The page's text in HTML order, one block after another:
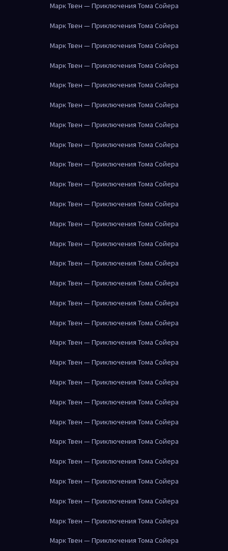
Марк Твен — Приключения Тома Сойера
Марк Твен — Приключения Тома Сойера
Марк Твен — Приключения Тома Сойера
Марк Твен — Приключения Тома Сойера
Марк Твен — Приключения Тома Сойера
Марк Твен — Приключения Тома Сойера
Марк Твен — Приключения Тома Сойера
Марк Твен — Приключения Тома Сойера
Марк Твен — Приключения Тома Сойера
Марк Твен — Приключения Тома Сойера
Марк Твен — Приключения Тома Сойера
Марк Твен — Приключения Тома Сойера
Марк Твен — Приключения Тома Сойера
Марк Твен — Приключения Тома Сойера
Марк Твен — Приключения Тома Сойера
Марк Твен — Приключения Тома Сойера
Марк Твен — Приключения Тома Сойера
Марк Твен — Приключения Тома Сойера
Марк Твен — Приключения Тома Сойера
Марк Твен — Приключения Тома Сойера
Марк Твен — Приключения Тома Сойера
Марк Твен — Приключения Тома Сойера
Марк Твен — Приключения Тома Сойера
Марк Твен — Приключения Тома Сойера
Марк Твен — Приключения Тома Сойера
Марк Твен — Приключения Тома Сойера
Марк Твен — Приключения Тома Сойера
Марк Твен — Приключения Тома Сойера